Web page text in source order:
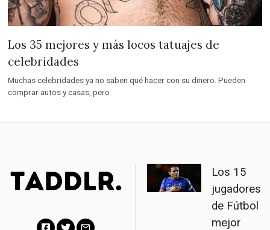
Los 35 mejores y más locos tatuajes de
celebridades
Muchas celebridades ya no saben qué hacer con su dinero. Pueden
comprar autos y casas, pero
Los 15
jugadores
de Fútbol
mejor